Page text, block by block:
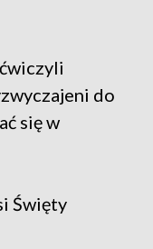
do
się w
Święty